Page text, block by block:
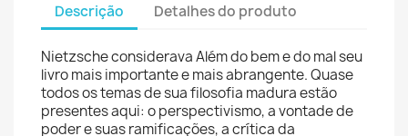
Descrição Detalhes do produto
Nietzsche considerava Além do bem e do mal seu
livro mais importante e mais abrangente. Quase
todos os temas de sua filosofia madura estão
presentes aqui: o perspectivismo, a vontade de
poder e suas ramificações, a crítica da